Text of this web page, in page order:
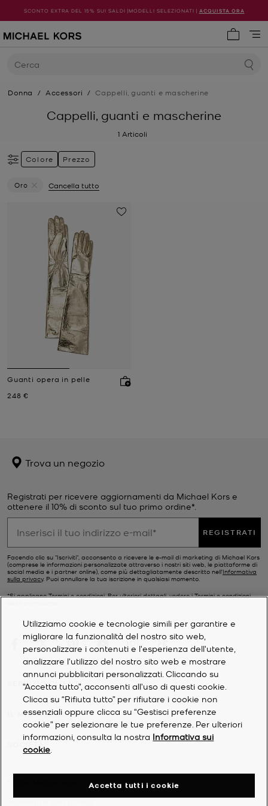
SCONTO EXTRA DEL 15% SUI SALDI |MODELLI SELEZIONATI | ACQUISTA ORA
Cerca
Donna / Accessori / Cappelli, guanti e mascherine
Cappelli, guanti e mascherine
1 Articoli
Colore Prezzo
Oro
Cancella tutto
Guanti opera in pelle
Prezzo attuale
248 €
Trova un negozio
Registrati per ricevere aggiornamenti da Michael Kors e
ottenere il 10% di sconto sul tuo primo ordine*.
REGISTRATI
Facendo clic su "Iscriviti", acconsento a ricevere le e-mail di marketing di Michael Kors
(comprese le informazioni personalizzate attraverso i nostri siti web, le piattaforme di
social media e i partner online), come più dettagliatamente descritto nell’Informativa
sulla privacy. Puoi annullare la tua iscrizione in qualsiasi momento.
*Si applicano Termini e condizioni. Per ulteriori dettagli, vedere iTermini e condizioni
SERVIZIO CLIENTI
IL MIO ACCOUNT
SOCIETÀ
Utilizziamo cookie e tecnologie simili per garantire e
migliorare la funzionalità del nostro sito web,
personalizzare i contenuti e l'esperienza dell'utente,
analizzare l'utilizzo del nostro sito web e mostrare
annunci pubblicitari personalizzati. Cliccando su
“Accetta tutto”, acconsenti all'uso di questi cookie.
Clicca su “Rifiuta tutto” per rifiutare i cookie non
essenziali oppure clicca su “Gestisci preferenze
cookie” per selezionare le tue preferenze. Per ulteriori
informazioni, consulta la nostra Informativa sui
cookie
Accetta tutti i cookie